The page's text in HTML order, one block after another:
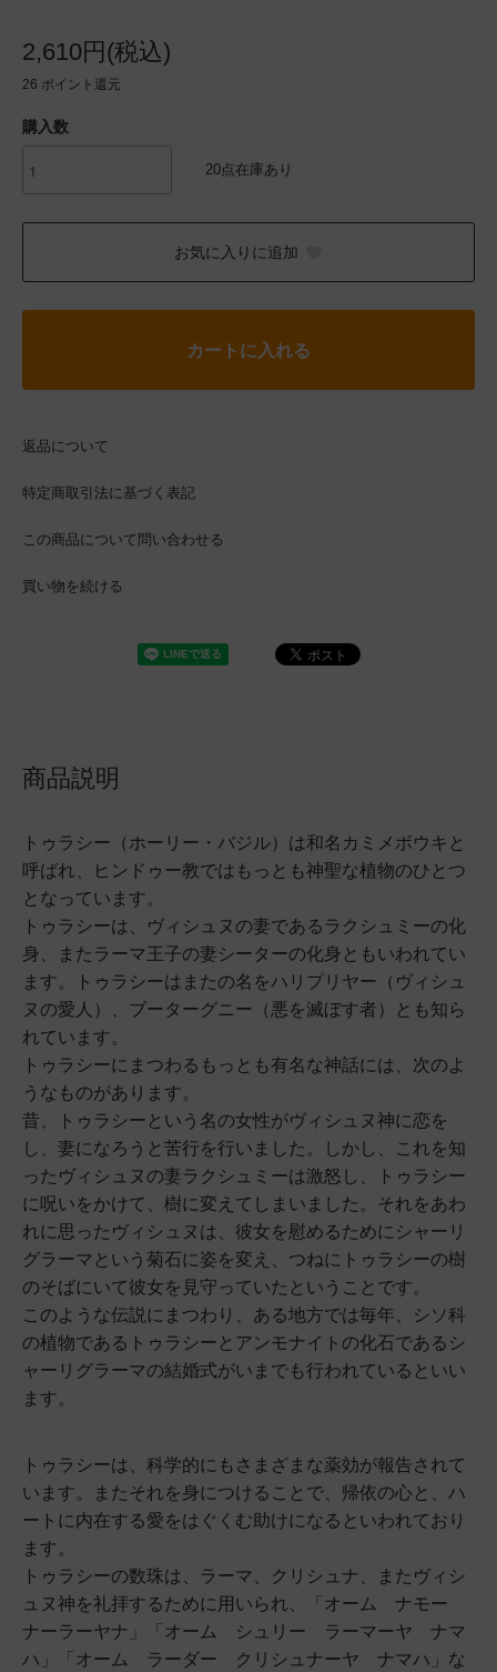
2,610円(税込)
26 ポイント還元
購入数
20点在庫あり
お気に入りに追加
カートに入れる
返品について
特定商取引法に基づく表記
この商品について問い合わせる
買い物を続ける
商品説明
トゥラシー（ホーリー・バジル）は和名カミメボウキと
呼ばれ、ヒンドゥー教ではもっとも神聖な植物のひとつ
となっています。
トゥラシーは、ヴィシュヌの妻であるラクシュミーの化
身、またラーマ王子の妻シーターの化身ともいわれてい
ます。トゥラシーはまたの名をハリプリヤー（ヴィシュ
ヌの愛人）、ブーターグニー（悪を滅ぼす者）とも知ら
れています。
トゥラシーにまつわるもっとも有名な神話には、次のよ
うなものがあります。
昔、トゥラシーという名の女性がヴィシュヌ神に恋を
し、妻になろうと苦行を行いました。しかし、これを知
ったヴィシュヌの妻ラクシュミーは激怒し、トゥラシー
に呪いをかけて、樹に変えてしまいました。それをあわ
れに思ったヴィシュヌは、彼女を慰めるためにシャーリ
グラーマという菊石に姿を変え、つねにトゥラシーの樹
のそばにいて彼女を見守っていたということです。
このような伝説にまつわり、ある地方では毎年、シソ科
の植物であるトゥラシーとアンモナイトの化石であるシ
ャーリグラーマの結婚式がいまでも行われているといい
ます。
トゥラシーは、科学的にもさまざまな薬効が報告されて
います。またそれを身につけることで、帰依の心と、ハ
ートに内在する愛をはぐくむ助けになるといわれており
ます。
トゥラシーの数珠は、ラーマ、クリシュナ、またヴィシ
ュヌ神を礼拝するために用いられ、「オーム ナモー
ナーラーヤナ」「オーム シュリー ラーマーヤ ナマ
ハ」「オーム ラーダー クリシュナーヤ ナマハ」な